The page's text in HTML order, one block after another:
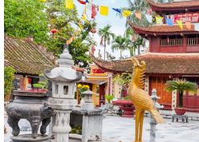
CHI BỘ UBND XÃ THƯỢNG HỒNG TỔ
NHIỆM KỲ 2025-2030
Xã Thượng Hồng tổ chức Lễ dâng
liệt sĩ
Các tổ đại biểu HĐND xã tiếp xúc cử tri